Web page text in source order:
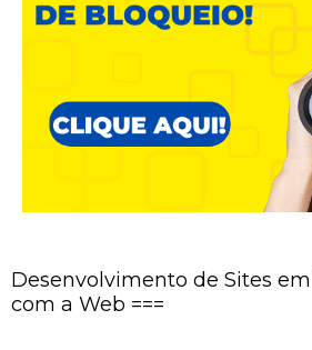
Desenvolvimento de Sites
com a Web ===